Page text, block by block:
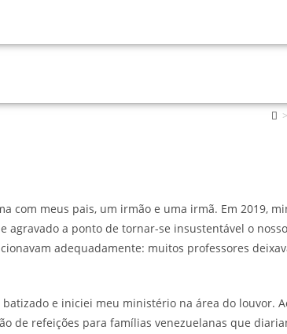
>
com meus pais, um irmão e uma irmã. Em 2019,
a ponto de tornar-se insustentável o
adequadamente: muitos professores
e iniciei meu ministério na área do louvor.
refeições para famílias venezuelanas que